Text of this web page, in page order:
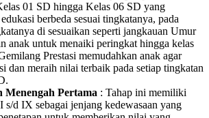
01 SD hingga Kelas 06 SD yang
berbeda sesuai tingkatanya, pada
di sesuaikan seperti jangkauan Umur
anak untuk menaiki peringkat hingga kelas
Prestasi memudahkan anak agar
dan meraih nilai terbaik pada setiap tingkatan
Menengah Pertama : Tahap ini memiliki
s/d IX sebagai jenjang kedewasaan yang